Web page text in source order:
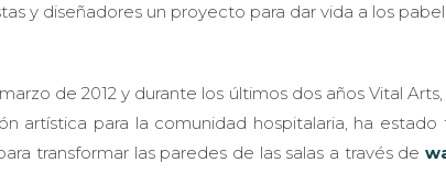
y diseñadores un proyecto para dar vida a los
de 2012 y durante los últimos dos años Vital
artística para la comunidad hospitalaria, ha estado
transformar las paredes de las salas a través de